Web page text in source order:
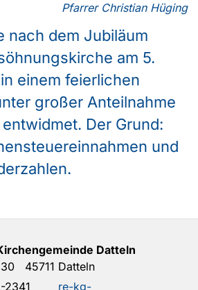
Pfarrer Christian Hüging
nach dem Jubiläum
am 5.
einem feierlichen
großer Anteilnahme
Der Grund:
und
Datteln
45711 Datteln
2341 re-kg-